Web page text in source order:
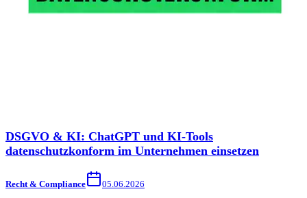
DSGVO & KI: ChatGPT und KI-Tools
datenschutzkonform im Unternehmen einsetzen
Recht & Compliance
05.06.2026